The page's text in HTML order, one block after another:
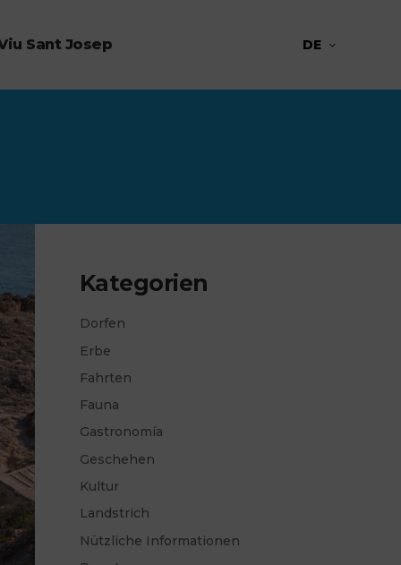
Sant Josep DE
Kategorien
Dorfen
Erbe
Fahrten
Fauna
Gastronomía
Geschehen
Kultur
Landstrich
Nützliche Informationen